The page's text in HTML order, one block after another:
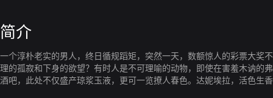
简介
一个淳朴老实的男人，终日循规蹈矩，突然一天，数额惊人的彩票大奖
理的孤寂和下身的欲望？有时人是不可理喻的动物，即使在害羞木讷的
酒吧，此处不仅盛产琼浆玉液，更可一览撩人春色。达妮埃拉，活色生